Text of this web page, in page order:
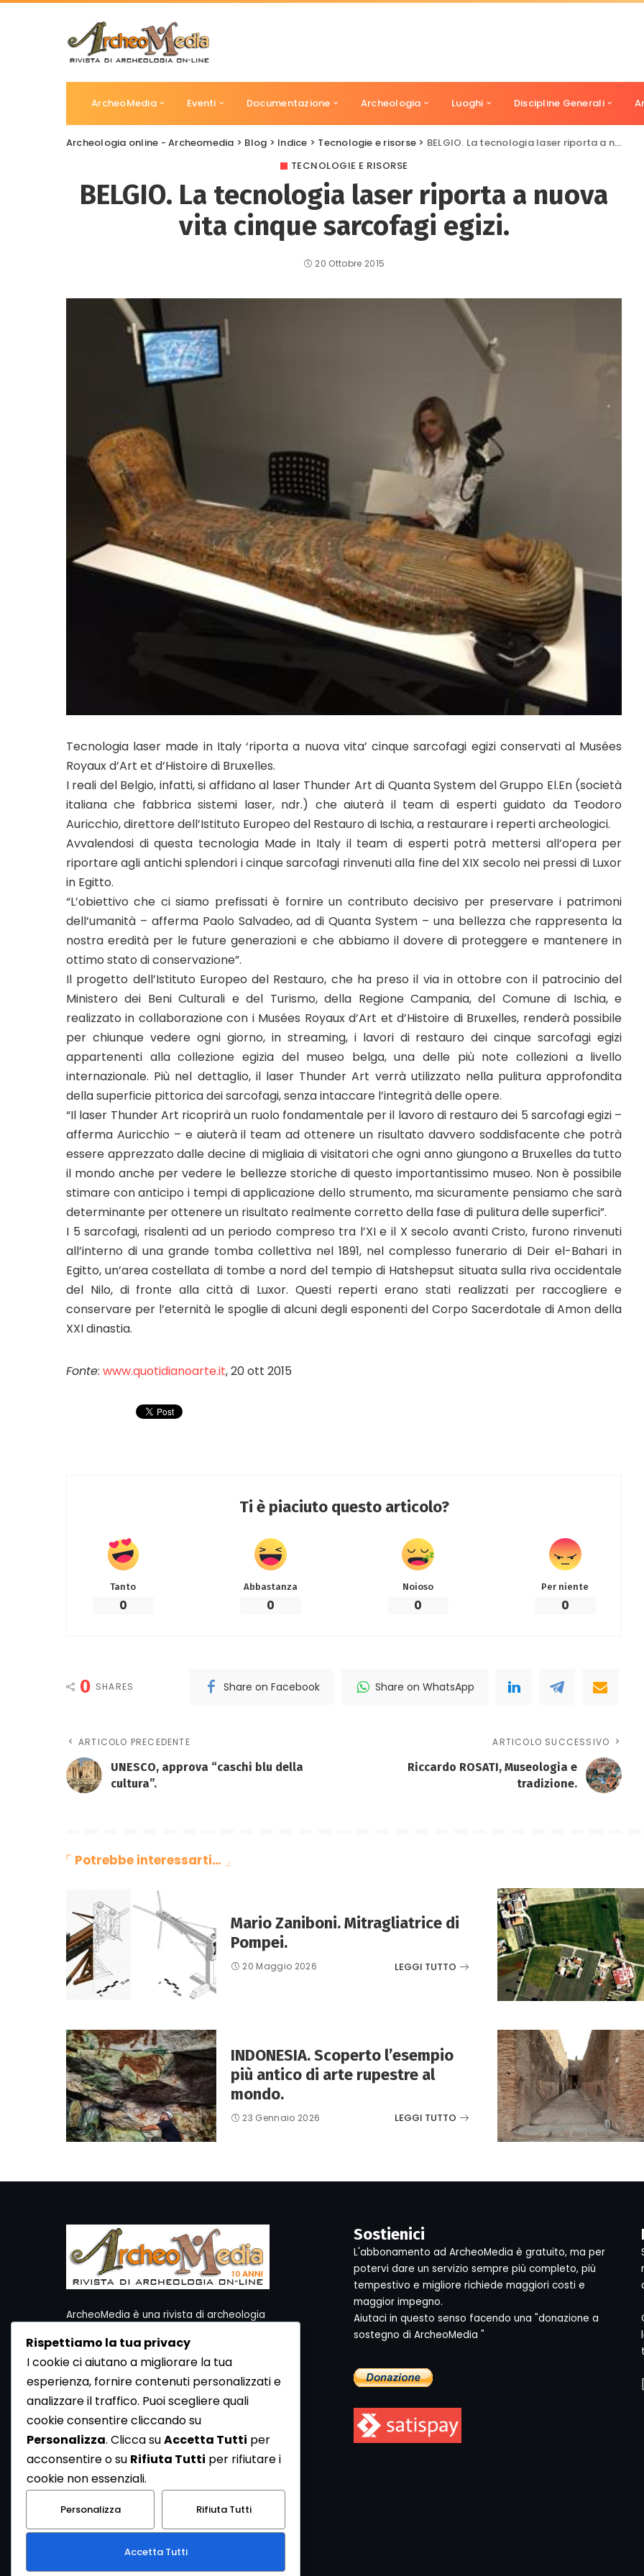
ArcheoMedia Eventi Documentazione Archeologia Luoghi Discipline Generali
Archeologia online - Archeomedia > Blog > Indice > Tecnologie e risorse > BELGIO. La tecnologia laser riporta a nuova vita cinque sarcofagi egizi.
TECNOLOGIE E RISORSE
BELGIO. La tecnologia laser riporta a nuova
vita cinque sarcofagi egizi.
20 Ottobre 2015
Tecnologia laser made in Italy ‘riporta a nuova vita’ cinque sarcofagi egizi conservati al Musées
Royaux d’Art et d’Histoire di Bruxelles.
I reali del Belgio, infatti, si affidano al laser Thunder Art di Quanta System del Gruppo El.En (società
italiana che fabbrica sistemi laser, ndr.) che aiuterà il team di esperti guidato da Teodoro
Auricchio, direttore dell’Istituto Europeo del Restauro di Ischia, a restaurare i reperti archeologici.
Avvalendosi di questa tecnologia Made in Italy il team di esperti potrà mettersi all’opera per
riportare agli antichi splendori i cinque sarcofagi rinvenuti alla fine del XIX secolo nei pressi di Luxor
in Egitto.
“L’obiettivo che ci siamo prefissati è fornire un contributo decisivo per preservare i patrimoni
dell’umanità – afferma Paolo Salvadeo, ad di Quanta System – una bellezza che rappresenta la
nostra eredità per le future generazioni e che abbiamo il dovere di proteggere e mantenere in
ottimo stato di conservazione”.
Il progetto dell’Istituto Europeo del Restauro, che ha preso il via in ottobre con il patrocinio del
Ministero dei Beni Culturali e del Turismo, della Regione Campania, del Comune di Ischia, e
realizzato in collaborazione con i Musées Royaux d’Art et d’Histoire di Bruxelles, renderà possibile
per chiunque vedere ogni giorno, in streaming, i lavori di restauro dei cinque sarcofagi egizi
appartenenti alla collezione egizia del museo belga, una delle più note collezioni a livello
internazionale. Più nel dettaglio, il laser Thunder Art verrà utilizzato nella pulitura approfondita
della superficie pittorica dei sarcofagi, senza intaccare l’integrità delle opere.
“Il laser Thunder Art ricoprirà un ruolo fondamentale per il lavoro di restauro dei 5 sarcofagi egizi –
afferma Auricchio – e aiuterà il team ad ottenere un risultato davvero soddisfacente che potrà
essere apprezzato dalle decine di migliaia di visitatori che ogni anno giungono a Bruxelles da tutto
il mondo anche per vedere le bellezze storiche di questo importantissimo museo. Non è possibile
stimare con anticipo i tempi di applicazione dello strumento, ma sicuramente pensiamo che sarà
determinante per ottenere un risultato realmente corretto della fase di pulitura delle superfici”.
I 5 sarcofagi, risalenti ad un periodo compreso tra l’XI e il X secolo avanti Cristo, furono rinvenuti
all’interno di una grande tomba collettiva nel 1891, nel complesso funerario di Deir el-Bahari in
Egitto, un’area costellata di tombe a nord del tempio di Hatshepsut situata sulla riva occidentale
del Nilo, di fronte alla città di Luxor. Questi reperti erano stati realizzati per raccogliere e
conservare per l’eternità le spoglie di alcuni degli esponenti del Corpo Sacerdotale di Amon della
XXI dinastia.
Fonte: www.quotidianoarte.it, 20 ott 2015
Ti è piaciuto questo articolo?
Tanto
0
Abbastanza
0
Noioso
0
Per niente
0
0 SHARES Share on Facebook Share on WhatsApp
ARTICOLO PRECEDENTE
UNESCO, approva “caschi blu della
cultura”.
ARTICOLO SUCCESSIVO
Riccardo ROSATI, Museologia e
tradizione.
Potrebbe interessarti…
Mario Zaniboni. Mitragliatrice di
Pompei.
20 Maggio 2026 LEGGI TUTTO
INDONESIA. Scoperto l’esempio
più antico di arte rupestre al
mondo.
23 Gennaio 2026 LEGGI TUTTO
ArcheoMedia è una rivista di archeologia
Per contattare la Redazione potete utilizzare i
seguenti recapiti:
Redazione ArcheoMedia c/o Mediares S.c.
Via Gioberti 80/D - 10128 Torino
Tel 011.5806363 - Fax 011.5808561
http://www.mediares.to.it
http://www.didatticatorino.it
Sostienici
L'abbonamento ad ArcheoMedia è gratuito, ma per
potervi dare un servizio sempre più completo, più
tempestivo e migliore richiede maggiori costi e
maggior impegno.
Aiutaci in questo senso facendo una "donazione a
sostegno di ArcheoMedia "
Rispettiamo la tua privacy
I cookie ci aiutano a migliorare la tua
esperienza, fornire contenuti personalizzati e
analizzare il traffico. Puoi scegliere quali
cookie consentire cliccando su
Personalizza. Clicca suAccetta Tutti per
acconsentire o su Rifiuta Tutti per rifiutare i
cookie non essenziali.
Personalizza Rifiuta Tutti
Accetta Tutti